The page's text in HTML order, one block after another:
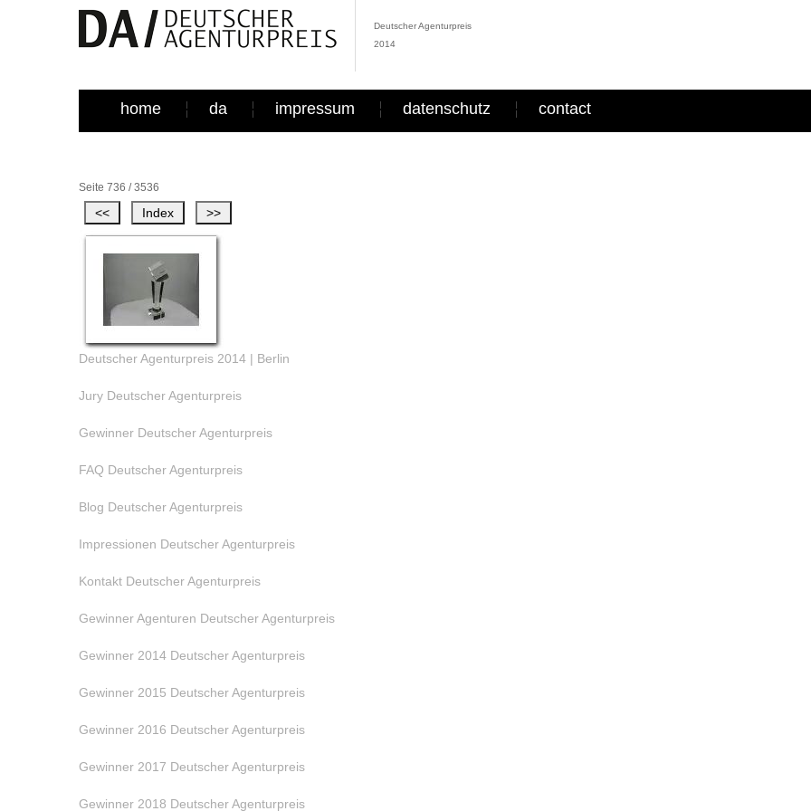
Deutscher Agenturpreis
2014
home da impressum datenschutz contact
Seite 736 / 3536
Deutscher Agenturpreis 2014 | Berlin
Jury Deutscher Agenturpreis
Gewinner Deutscher Agenturpreis
FAQ Deutscher Agenturpreis
Blog Deutscher Agenturpreis
Impressionen Deutscher Agenturpreis
Kontakt Deutscher Agenturpreis
Gewinner Agenturen Deutscher Agenturpreis
Gewinner 2014 Deutscher Agenturpreis
Gewinner 2015 Deutscher Agenturpreis
Gewinner 2016 Deutscher Agenturpreis
Gewinner 2017 Deutscher Agenturpreis
Gewinner 2018 Deutscher Agenturpreis